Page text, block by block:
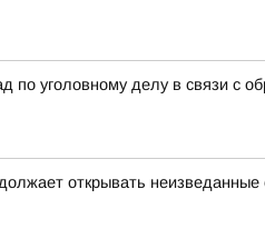
по уголовному делу в связи с
открывать неизведанные